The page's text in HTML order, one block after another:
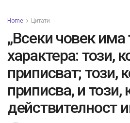
Home Цитати
„Всеки човек има
характера: този,
приписват; този,
приписва, и този,
действителност